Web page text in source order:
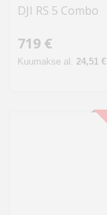
DJI RS 5 Combo
719 €
Kuumakse al. 24,51 €